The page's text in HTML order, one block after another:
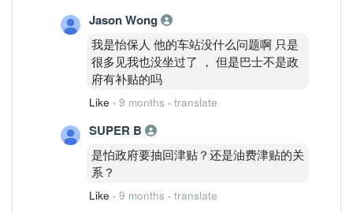
Jason Wong
我是怡保人 他的车站没什么问题啊 只是
很多见我也没坐过了 ， 但是巴士不是政
府有补贴的吗
Like · 9 months · translate
SUPER B
是怕政府要抽回津贴？还是油费津贴的关
系？
Like · 9 months · translate